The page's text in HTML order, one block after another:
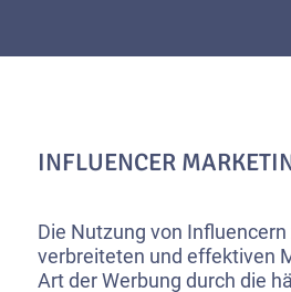
INFLUENCER
Die Nutzung von
verbreiteten und effektiven
Art der Werbung durch die